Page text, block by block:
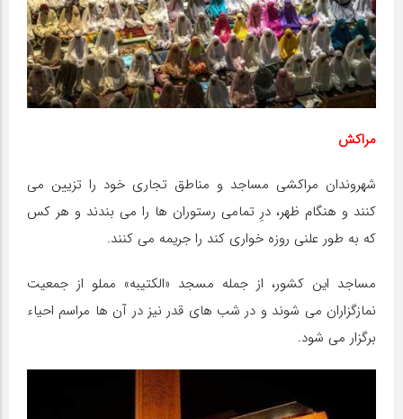
مراکش
شهروندان مراکشی مساجد و مناطق تجاری خود را تزیین می
کنند و هنگام ظهر، درِ تمامی رستوران ها را می بندند و هر کس
که به طور علنی روزه خواری کند را جریمه می کنند.
مساجد این کشور، از جمله مسجد «الکتیبه» مملو از جمعیت
نمازگزاران می شوند و در شب های قدر نیز در آن ها مراسم احیاء
برگزار می شود.